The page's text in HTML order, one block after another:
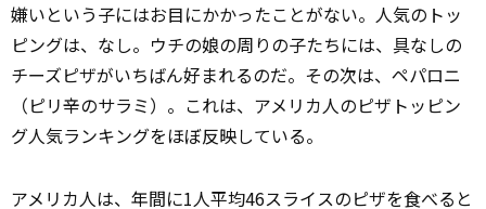
嫌いという子にはお目にかかったことがない。人気のトッ
ピングは、なし。ウチの娘の周りの子たちには、具なしの
チーズピザがいちばん好まれるのだ。その次は、ペパロニ
（ピリ辛のサラミ）。これは、アメリカ人のピザトッピン
グ人気ランキングをほぼ反映している。
アメリカ人は、年間に1人平均46スライスのピザを食べると